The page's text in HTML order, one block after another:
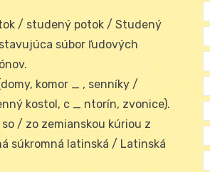
/ studený potok / Studený
súbor ľudových
komor _ , senníky /
kostol, c _ ntorín, zvonice).
/ zo zemianskou kúriou z
súkromná latinská / Latinská